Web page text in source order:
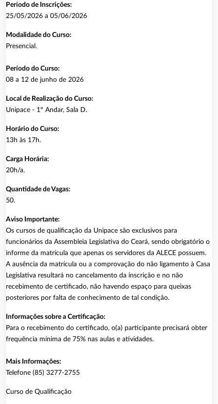
Período de Inscrições:
25/05/2026 a 05/06/2026
Modalidade do Curso:
Presencial.
Período do Curso:
08 a 12 de junho de 2026
Local de Realização do Curso:
Unipace - 1º Andar, Sala D.
Horário do Curso:
13h às 17h.
Carga Horária:
20h/a.
Quantidade de Vagas:
50.
Aviso Importante:
Os cursos de qualificação da Unipace são exclusivos para
funcionários da Assembleia Legislativa do Ceará, sendo obrigatório o
informe da matrícula que apenas os servidores da ALECE possuem.
A ausência da matrícula ou a comprovação do não ligamento à Casa
Legislativa resultará no cancelamento da inscrição e no não
recebimento de certificado, não havendo espaço para queixas
posteriores por falta de conhecimento de tal condição.
Informações sobre a Certificação:
Para o recebimento do certificado, o(a) participante precisará obter
frequência mínima de 75% nas aulas e atividades.
Mais Informações:
Telefone (85) 3277-2755
Curso de Qualificação